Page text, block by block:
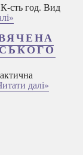
сть год. Вид
далі»